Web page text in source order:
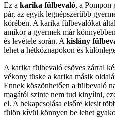
Ez a karika fülbevaló, a Pompon
pár, az egyik legnépszerűbb
körében. A karika fülbevalókat
amikor a gyermek már
és levétele során. A kislány
lehet a hétköznapokon és
A karika fülbevaló csöves zárral
vékony tüske a karika másik
Ennek köszönhetően a fülbevaló
magától szinte nem tud kinyílni,
el. A bekapcsolása elsőre kicsit
fülön kívül könnyen be lehet